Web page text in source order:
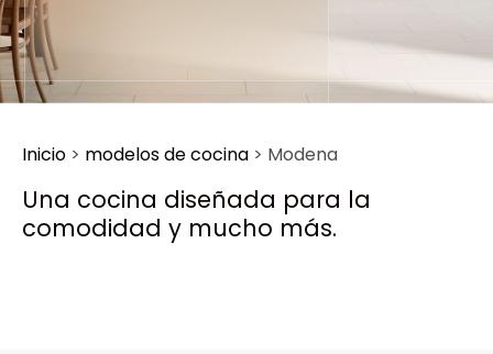
Inicio > modelos de cocina > Modena
Una cocina diseñada para la
comodidad y mucho más.